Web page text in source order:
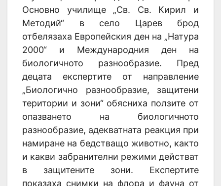
Основно училище „Св. Св. Кирил и
Методий“ в село Царев брод
отбелязаха Европейския ден на „Натура
2000“ и Международния ден на
биологичното разнообразие. Пред
децата експертите от направление
„Биологично разнообразие, защитени
територии и зони“ обясниха ползите от
опазването на биологичното
разнообразие, адекватната реакция при
намиране на бедстващо животно, както
и какви забранителни режими действат
в защитените зони. Експертите
показаха снимки на флора и фауна от